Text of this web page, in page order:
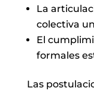
La
colectiva
El
formales
Las